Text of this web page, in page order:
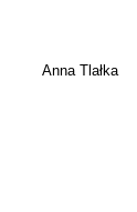
Anna Tlałka